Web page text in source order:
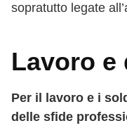
sopratutto legate
Lavoro e
Per il lavoro e i
delle sfide